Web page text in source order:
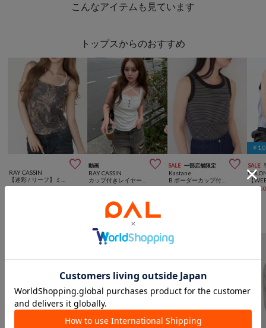
こんなアイテムも見ています
トップスからのおすすめ

RAY CASSIN
¥6,600
動画 
RAY CASSIN
¥5,610
SALE 一部店舗限定 
Kastane
B ボーダーカップ付きタンクトップ
¥3,300 (23%OFF)
￥
SALE
¥
RAY CASSINからのおすすめ